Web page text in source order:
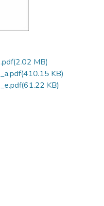
(2.02 MB)
(410.15 KB)
(61.22 KB)